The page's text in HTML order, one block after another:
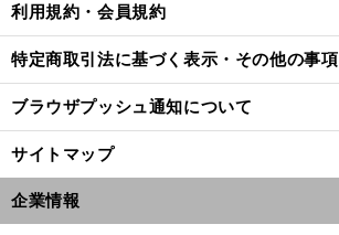
利用規約・会員規約
特定商取引法に基づく表示・その他の事項
ブラウザプッシュ通知について
サイトマップ
企業情報